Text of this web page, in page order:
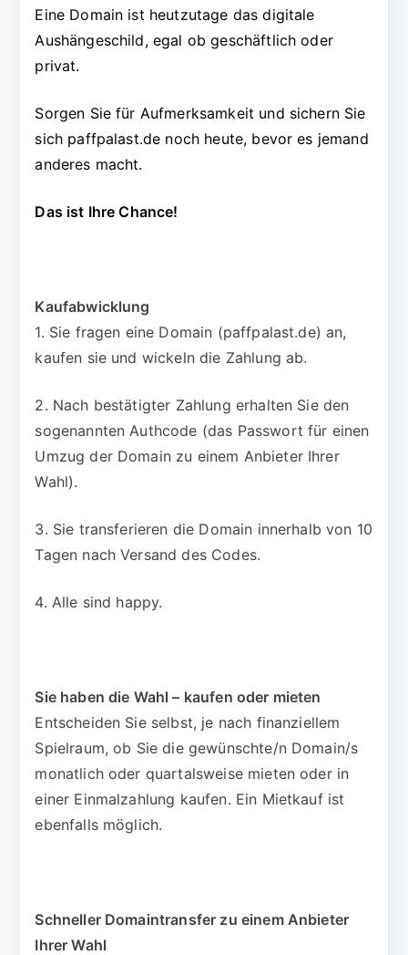
Eine Domain ist heutzutage das digitale
Aushängeschild, egal ob geschäftlich oder
privat.
Sorgen Sie für Aufmerksamkeit und sichern Sie
sich paffpalast.de noch heute, bevor es jemand
anderes macht.
Das ist Ihre Chance!
Kaufabwicklung
1. Sie fragen eine Domain (paffpalast.de) an,
kaufen sie und wickeln die Zahlung ab.
2. Nach bestätigter Zahlung erhalten Sie den
sogenannten Authcode (das Passwort für einen
Umzug der Domain zu einem Anbieter Ihrer
Wahl).
3. Sie transferieren die Domain innerhalb von 10
Tagen nach Versand des Codes.
4. Alle sind happy.
Sie haben die Wahl – kaufen oder mieten
Entscheiden Sie selbst, je nach finanziellem
Spielraum, ob Sie die gewünschte/n Domain/s
monatlich oder quartalsweise mieten oder in
einer Einmalzahlung kaufen. Ein Mietkauf ist
ebenfalls möglich.
Schneller Domaintransfer zu einem Anbieter
Ihrer Wahl